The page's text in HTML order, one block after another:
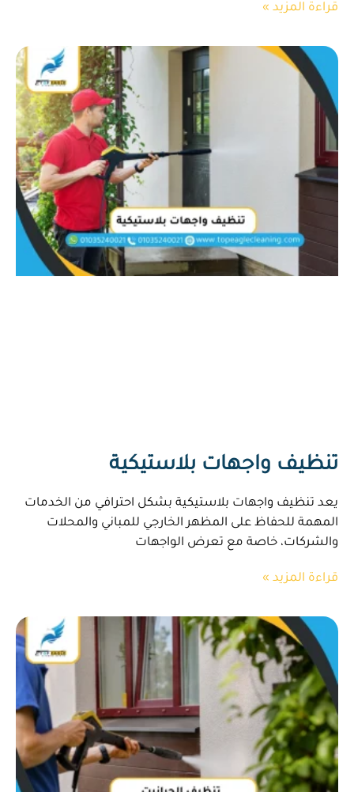
قراءة المزيد »
تنظيف واجهات بلاستيكية
يعد تنظيف واجهات بلاستيكية بشكل احترافي من الخدمات
المهمة للحفاظ على المظهر الخارجي للمباني والمحلات
والشركات، خاصة مع تعرض الواجهات
قراءة المزيد »